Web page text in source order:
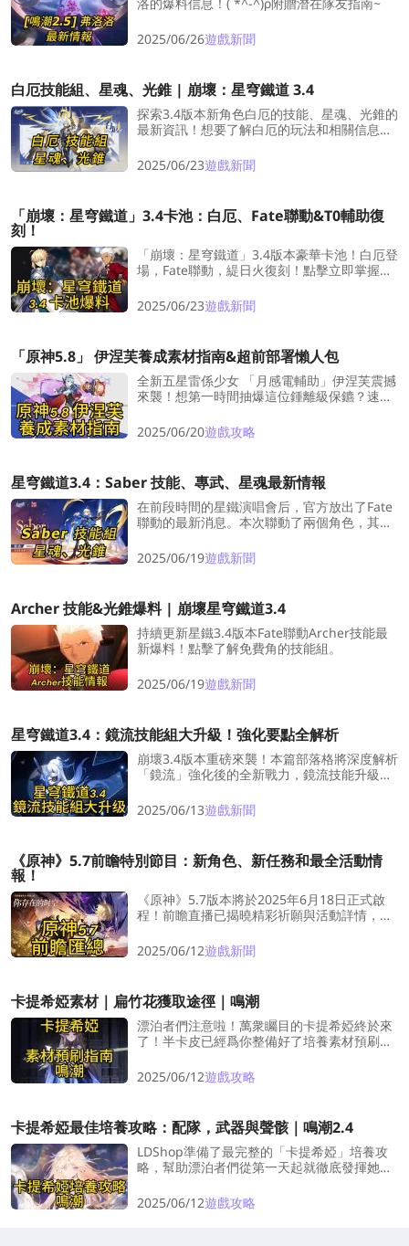
2025/06/26遊戲新聞
白厄技能組、星魂、光錐 | 崩壞：星穹鐵道 3.4
探索3.4版本新角色白厄的技能、星魂、光錐的
最新資訊！想要了解白厄的玩法和相關信息？
2025/06/23遊戲新聞
「崩壞：星穹鐵道」3.4卡池：白厄、Fate聯動&T0輔助復
刻！
「崩壞：星穹鐵道」3.4版本豪華卡池！白厄登
場，Fate聯動，緹日火復刻！點擊立即掌握一
2025/06/23遊戲新聞
「原神5.8」 伊涅芙養成素材指南&超前部署懶人包
全新五星雷係少女 「月感電輔助」伊涅芙震撼
來襲！想第一時間抽爆這位鍾離級保鑣？速收
天賦書到專武養成資源，應有盡有！快來繼續
閱讀，掌握先機吧！
2025/06/20遊戲攻略
星穹鐵道3.4：Saber 技能、專武、星魂最新情報
在前段時間的星鐵演唱會后，官方放出了Fate
聯動的最新消息。本次聯動了兩個角色，其中
月11日12：00起使用「星軌專票」參與聯動躍
遷，獲得角色。接下來，半卡皮將爲大家帶來
2025/06/19遊戲新聞
Archer 技能&光錐爆料 | 崩壞星穹鐵道3.4
持續更新星鐵3.4版本Fate聯動Archer技能最
新爆料！點擊了解免費角的技能組。
2025/06/19遊戲新聞
星穹鐵道3.4：鏡流技能組大升級！強化要點全解析
崩壞3.4版本重磅來襲！本篇部落格將深度解析
「鏡流」強化後的全新戰力，鏡流技能升級亮
——此刻正是開啓香檳的時刻！
2025/06/13遊戲新聞
《原神》5.7前瞻特別節目：新角色、新任務和最全活動情
報！
《原神》5.7版本將於2025年6月18日正式啟
程！前瞻直播已揭曉精彩祈願與活動詳情，本
來角色藍圖？快跟隨我們的指南，一覽5.7版本
全新角色祈願陣容與所有活動時程吧～
2025/06/12遊戲新聞
卡提希婭素材｜扁竹花獲取途徑｜鳴潮
漂泊者們注意啦！萬衆矚目的卡提希婭終於來
了！半卡皮已經爲你整備好了培養素材預刷清
2025/06/12遊戲攻略
卡提希婭最佳培養攻略：配隊，武器與聲骸｜鳴潮2.4
LDShop準備了最完整的「卡提希婭」培養攻
略，幫助漂泊者們從第一天起就徹底發揮她的
配、武器推薦、聲骸配置。
2025/06/12遊戲攻略